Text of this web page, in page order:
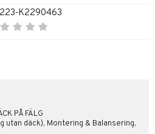
223-K2290463
PÅ FÄLG
utan däck), Montering & Balansering,